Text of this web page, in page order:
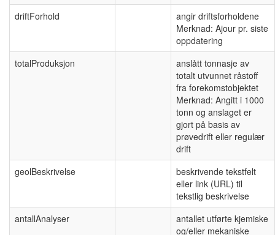
driftForhold
angir driftsforholdene
Merknad: Ajour pr. siste
oppdatering
totalProduksjon
anslått tonnasje av
totalt utvunnet råstoff
fra forekomstobjektet
Merknad: Angitt i 1000
tonn og anslaget er
gjort på basis av
prøvedrift eller regulær
drift
geolBeskrivelse
beskrivende tekstfelt
eller link (URL) til
tekstlig beskrivelse
antallAnalyser
antallet utførte kjemiske
og/eller mekaniske